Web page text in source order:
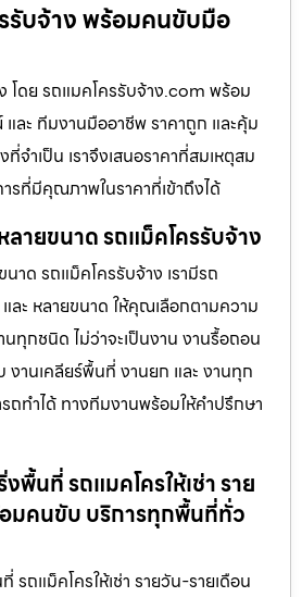
รับจ้าง พร้อมคนขับมือ
โดย รถแมคโครรับจ้าง.com พร้อม
ละ ทีมงานมืออาชีพ ราคาถูก และคุ้ม
จำเป็น เราจึงเสนอราคาที่สมเหตุสม
รที่มีคุณภาพในราคาที่เข้าถึงได้
ลายขนาด รถแม็คโครรับจ้าง
นาด รถแม็คโครรับจ้าง เรามีรถ
ละ หลายขนาด ให้คุณเลือกตามความ
ทุกชนิด ไม่ว่าจะเป็นงาน งานรื้อถอน
านเคลียร์พื้นที่ งานยก และ งานทุก
ถทำได้ ทางทีมงานพร้อมให้คำปรึกษา
พื้นที่ รถแมคโครให้เช่า ราย
มคนขับ บริการทุกพื้นที่ทั่ว
รถแม็คโครให้เช่า รายวัน-รายเดือน